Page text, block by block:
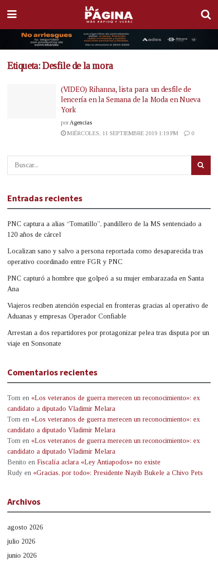
Etiqueta:Desfile de la mora
(VIDEO) Rihanna, lista para un desfile de
lencería en la Semana de la Moda en Nueva
York
por Agencias
MIÉRCOLES, 11 SEPTIEMBRE 2019 1:19 PM
0
Entradas recientes
PNC captura a alias “Tomatillo”, pandillero de la MS sentenciado a
120 años de cárcel
Localizan sano y salvo a persona reportada como desaparecida tras
operativo coordinado entre FGR y PNC
PNC capturó a hombre que golpeó a su mujer embarazada en Santa
Ana
Viajeros reciben atención especial en fronteras gracias al operativo de
Aduanas y empresas Operador Confiable
Arrestan a dos repartidores por protagonizar pelea tras disputa por un
viaje en Sonsonate
Comentarios recientes
Tom en «Los veteranos de guerra merecen un reconocimiento»: ex
candidato a diputado Vladimir Melara
Tom en «Los veteranos de guerra merecen un reconocimiento»: ex
candidato a diputado Vladimir Melara
Tom en «Los veteranos de guerra merecen un reconocimiento»: ex
candidato a diputado Vladimir Melara
Benito en Fiscalía aclara «Ley Antiapodos» no existe
Rudy en «Gracias, por todo»: Presidente Nayib Bukele a Chivo Pets
Archivos
agosto 2026
julio 2026
junio 2026